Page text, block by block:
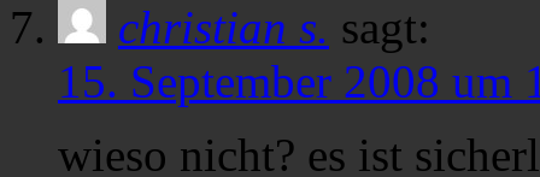
christian s. sagt:
15. September 2008 um
wieso nicht? es ist